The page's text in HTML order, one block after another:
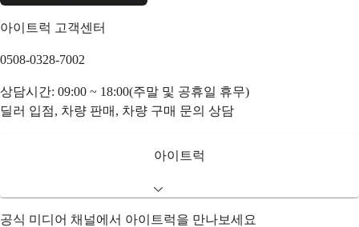
아이트럭 고객센터
0508-0328-7002
상담시간: 09:00 ~ 18:00(주말 및 공휴일 휴무)
딜러 입점, 차량 판매, 차량 구매 문의 상담
아이트럭
공식 미디어 채널에서 아이트럭을 만나보세요